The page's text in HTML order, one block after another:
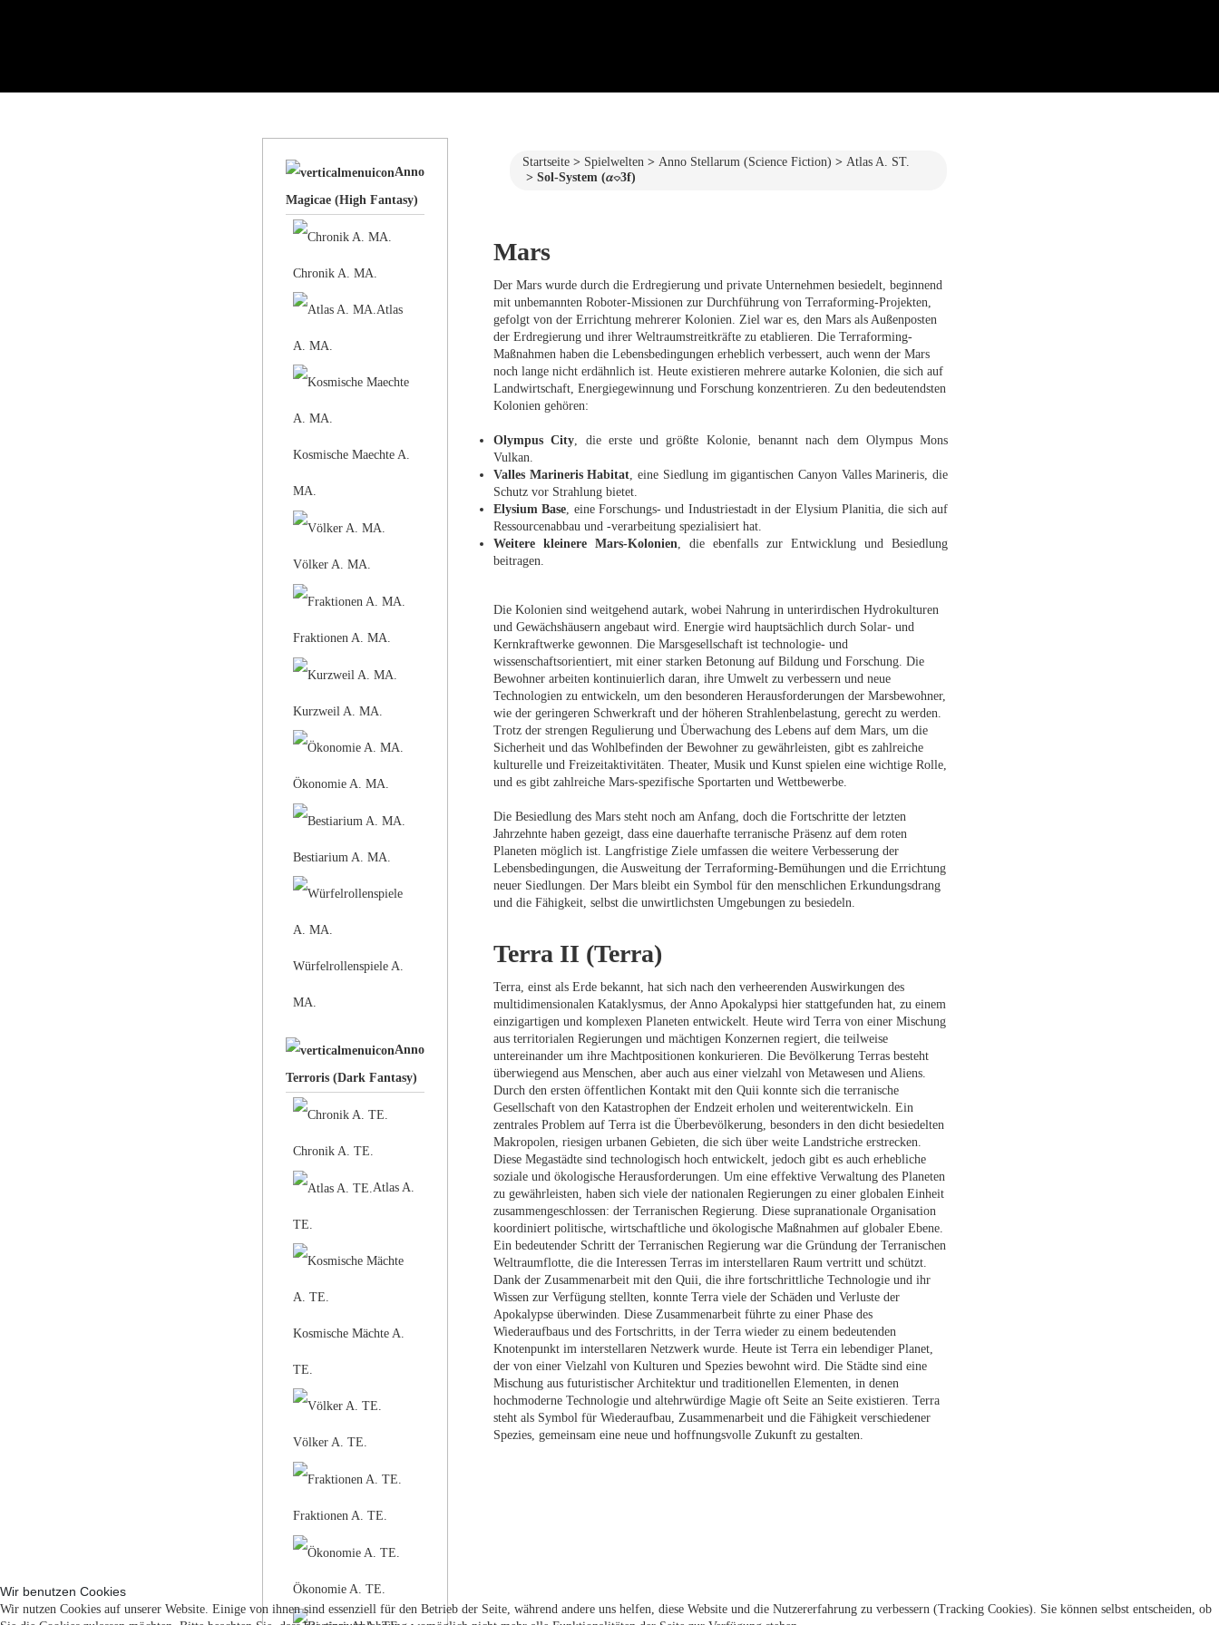
Anno
Magicae (High Fantasy)
Chronik A. MA.
Atlas
A. MA.
Kosmische Maechte A.
MA.
Völker A. MA.
Fraktionen A. MA.
Kurzweil A. MA.
Ökonomie A. MA.
Bestiarium A. MA.
Würfelrollenspiele A.
MA.
Anno
Terroris (Dark Fantasy)
Chronik A. TE.
Atlas A.
TE.
Kosmische Mächte A.
TE.
Völker A. TE.
Fraktionen A. TE.
Ökonomie A. TE.
Startseite Spielwelten Anno Stellarum (Science Fiction)
Atlas A. ST.
Sol-System (𝛼⌔3f)
Mars
Der Mars wurde durch die Erdregierung und private Unternehmen besiedelt, beginnend
mit unbemannten Roboter-Missionen zur Durchführung von Terraforming-Projekten,
gefolgt von der Errichtung mehrerer Kolonien. Ziel war es, den Mars als Außenposten
der Erdregierung und ihrer Weltraumstreitkräfte zu etablieren. Die Terraforming-
Maßnahmen haben die Lebensbedingungen erheblich verbessert, auch wenn der Mars
noch lange nicht erdähnlich ist. Heute existieren mehrere autarke Kolonien, die sich auf
Landwirtschaft, Energiegewinnung und Forschung konzentrieren. Zu den bedeutendsten
Kolonien gehören:
Olympus City , die erste und größte Kolonie, benannt nach dem Olympus Mons
Vulkan.
Valles Marineris Habitat , eine Siedlung im gigantischen Canyon Valles Marineris, die
Schutz vor Strahlung bietet.
Elysium Base , eine Forschungs- und Industriestadt in der Elysium Planitia, die sich auf
Ressourcenabbau und -verarbeitung spezialisiert hat.
Weitere kleinere Mars-Kolonien , die ebenfalls zur Entwicklung und Besiedlung
beitragen.
Die Kolonien sind weitgehend autark, wobei Nahrung in unterirdischen Hydrokulturen
und Gewächshäusern angebaut wird. Energie wird hauptsächlich durch Solar- und
Kernkraftwerke gewonnen. Die Marsgesellschaft ist technologie- und
wissenschaftsorientiert, mit einer starken Betonung auf Bildung und Forschung. Die
Bewohner arbeiten kontinuierlich daran, ihre Umwelt zu verbessern und neue
Technologien zu entwickeln, um den besonderen Herausforderungen der Marsbewohner,
wie der geringeren Schwerkraft und der höheren Strahlenbelastung, gerecht zu werden.
Trotz der strengen Regulierung und Überwachung des Lebens auf dem Mars, um die
Sicherheit und das Wohlbefinden der Bewohner zu gewährleisten, gibt es zahlreiche
kulturelle und Freizeitaktivitäten. Theater, Musik und Kunst spielen eine wichtige Rolle,
und es gibt zahlreiche Mars-spezifische Sportarten und Wettbewerbe.
Die Besiedlung des Mars steht noch am Anfang, doch die Fortschritte der letzten
Jahrzehnte haben gezeigt, dass eine dauerhafte terranische Präsenz auf dem roten
Planeten möglich ist. Langfristige Ziele umfassen die weitere Verbesserung der
Lebensbedingungen, die Ausweitung der Terraforming-Bemühungen und die Errichtung
neuer Siedlungen. Der Mars bleibt ein Symbol für den menschlichen Erkundungsdrang
und die Fähigkeit, selbst die unwirtlichsten Umgebungen zu besiedeln.
Terra II (Terra)
Terra, einst als Erde bekannt, hat sich nach den verheerenden Auswirkungen des
multidimensionalen Kataklysmus, der Anno Apokalypsi hier stattgefunden hat, zu einem
einzigartigen und komplexen Planeten entwickelt. Heute wird Terra von einer Mischung
aus territorialen Regierungen und mächtigen Konzernen regiert, die teilweise
untereinander um ihre Machtpositionen konkurieren. Die Bevölkerung Terras besteht
überwiegend aus Menschen, aber auch aus einer vielzahl von Metawesen und Aliens.
Durch den ersten öffentlichen Kontakt mit den Quii konnte sich die terranische
Gesellschaft von den Katastrophen der Endzeit erholen und weiterentwickeln. Ein
zentrales Problem auf Terra ist die Überbevölkerung, besonders in den dicht besiedelten
Makropolen, riesigen urbanen Gebieten, die sich über weite Landstriche erstrecken.
Diese Megastädte sind technologisch hoch entwickelt, jedoch gibt es auch erhebliche
soziale und ökologische Herausforderungen. Um eine effektive Verwaltung des Planeten
zu gewährleisten, haben sich viele der nationalen Regierungen zu einer globalen Einheit
zusammengeschlossen: der Terranischen Regierung. Diese supranationale Organisation
koordiniert politische, wirtschaftliche und ökologische Maßnahmen auf globaler Ebene.
Ein bedeutender Schritt der Terranischen Regierung war die Gründung der Terranischen
Weltraumflotte, die die Interessen Terras im interstellaren Raum vertritt und schützt.
Dank der Zusammenarbeit mit den Quii, die ihre fortschrittliche Technologie und ihr
Wissen zur Verfügung stellten, konnte Terra viele der Schäden und Verluste der
Apokalypse überwinden. Diese Zusammenarbeit führte zu einer Phase des
Wiederaufbaus und des Fortschritts, in der Terra wieder zu einem bedeutenden
Knotenpunkt im interstellaren Netzwerk wurde. Heute ist Terra ein lebendiger Planet,
der von einer Vielzahl von Kulturen und Spezies bewohnt wird. Die Städte sind eine
Mischung aus futuristischer Architektur und traditionellen Elementen, in denen
hochmoderne Technologie und altehrwürdige Magie oft Seite an Seite existieren. Terra
steht als Symbol für Wiederaufbau, Zusammenarbeit und die Fähigkeit verschiedener
Spezies, gemeinsam eine neue und hoffnungsvolle Zukunft zu gestalten.
Wir benutzen Cookies
Wir nutzen Cookies auf unserer Website. Einige von ihnen sind essenziell für den Betrieb der Seite, während andere uns helfen, diese Website und die Nutzererfahrung zu verbessern (Tracking Cookies). Sie können selbst entscheiden, ob